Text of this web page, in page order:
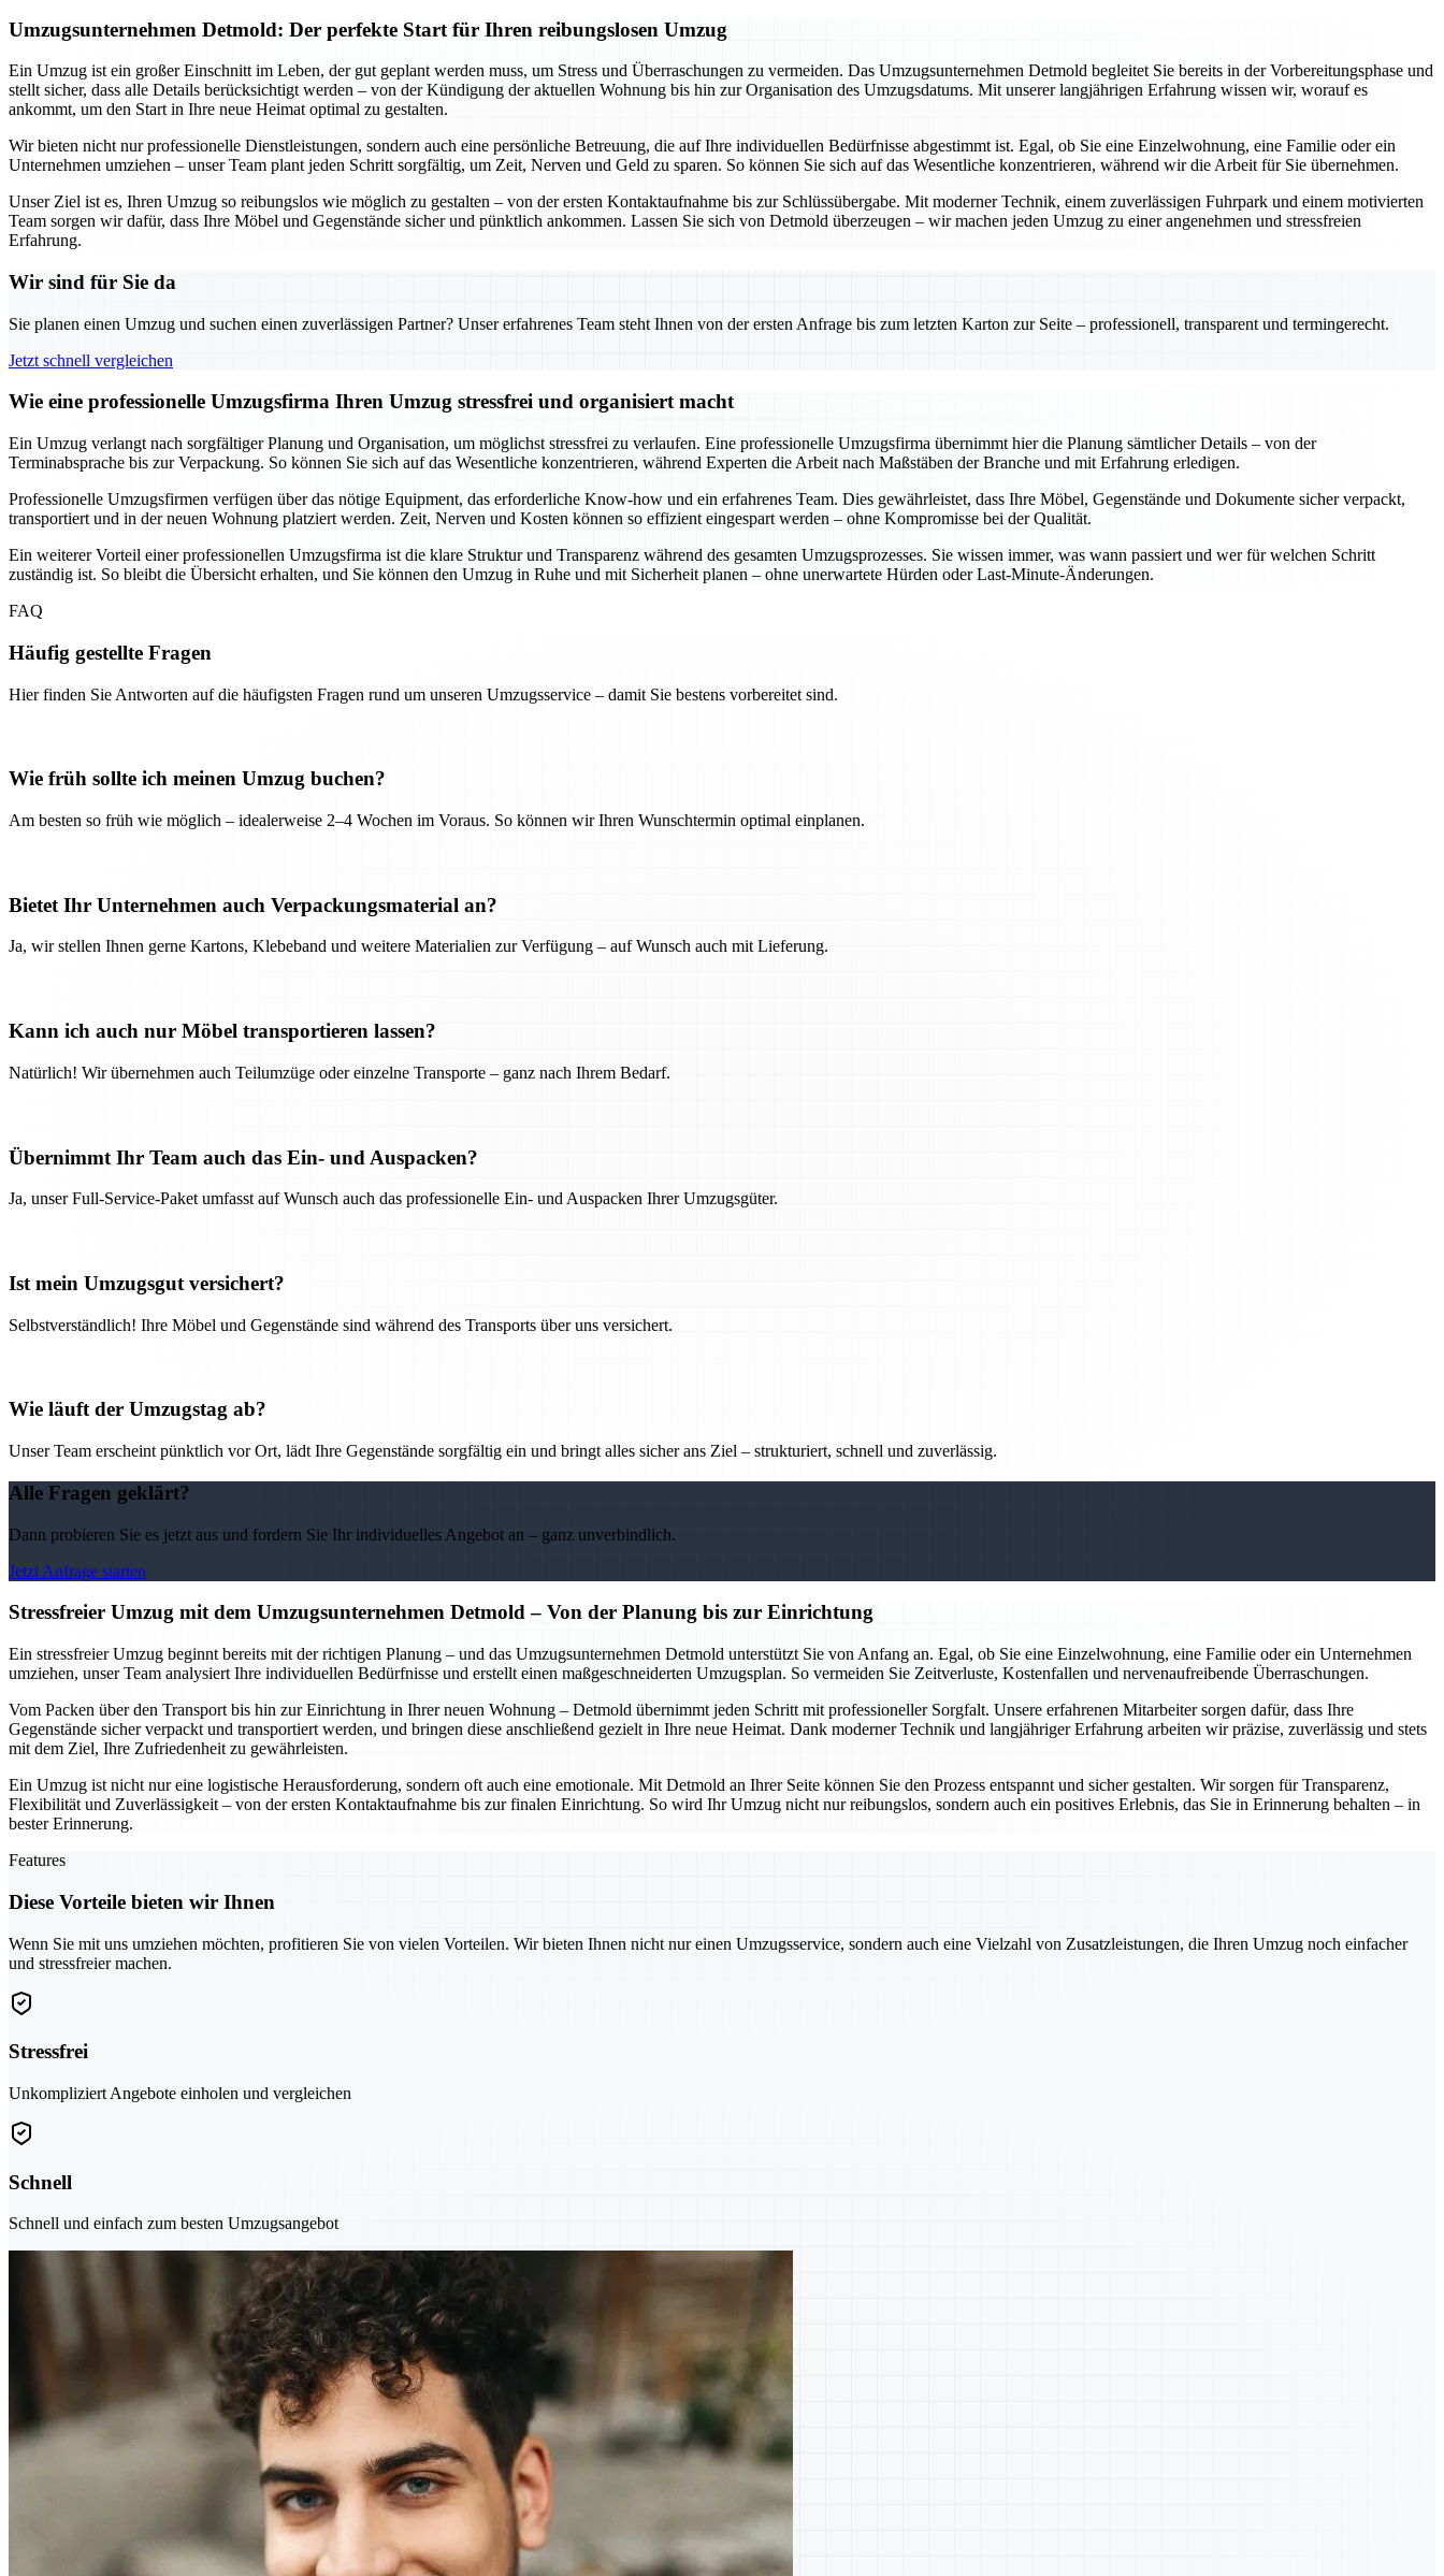
Umzugsunternehmen Detmold: Der perfekte Start für Ihren reibungslosen Umzug
Ein Umzug ist ein großer Einschnitt im Leben, der gut geplant werden muss, um Stress und Überraschungen zu vermeiden. Das Umzugsunternehmen Detmold begleitet Sie bereits in der Vorbereitungsphase und
stellt sicher, dass alle Details berücksichtigt werden – von der Kündigung der aktuellen Wohnung bis hin zur Organisation des Umzugsdatums. Mit unserer langjährigen Erfahrung wissen wir, worauf es
ankommt, um den Start in Ihre neue Heimat optimal zu gestalten.
Wir bieten nicht nur professionelle Dienstleistungen, sondern auch eine persönliche Betreuung, die auf Ihre individuellen Bedürfnisse abgestimmt ist. Egal, ob Sie eine Einzelwohnung, eine Familie oder ein
Unternehmen umziehen – unser Team plant jeden Schritt sorgfältig, um Zeit, Nerven und Geld zu sparen. So können Sie sich auf das Wesentliche konzentrieren, während wir die Arbeit für Sie übernehmen.
Unser Ziel ist es, Ihren Umzug so reibungslos wie möglich zu gestalten – von der ersten Kontaktaufnahme bis zur Schlüssübergabe. Mit moderner Technik, einem zuverlässigen Fuhrpark und einem motivierten
Team sorgen wir dafür, dass Ihre Möbel und Gegenstände sicher und pünktlich ankommen. Lassen Sie sich von Detmold überzeugen – wir machen jeden Umzug zu einer angenehmen und stressfreien
Erfahrung.
Wir sind für Sie da
Sie planen einen Umzug und suchen einen zuverlässigen Partner? Unser erfahrenes Team steht Ihnen von der ersten Anfrage bis zum letzten Karton zur Seite – professionell, transparent und termingerecht.
Jetzt schnell vergleichen
Wie eine professionelle Umzugsfirma Ihren Umzug stressfrei und organisiert macht
Ein Umzug verlangt nach sorgfältiger Planung und Organisation, um möglichst stressfrei zu verlaufen. Eine professionelle Umzugsfirma übernimmt hier die Planung sämtlicher Details – von der
Terminabsprache bis zur Verpackung. So können Sie sich auf das Wesentliche konzentrieren, während Experten die Arbeit nach Maßstäben der Branche und mit Erfahrung erledigen.
Professionelle Umzugsfirmen verfügen über das nötige Equipment, das erforderliche Know-how und ein erfahrenes Team. Dies gewährleistet, dass Ihre Möbel, Gegenstände und Dokumente sicher verpackt,
transportiert und in der neuen Wohnung platziert werden. Zeit, Nerven und Kosten können so effizient eingespart werden – ohne Kompromisse bei der Qualität.
Ein weiterer Vorteil einer professionellen Umzugsfirma ist die klare Struktur und Transparenz während des gesamten Umzugsprozesses. Sie wissen immer, was wann passiert und wer für welchen Schritt
zuständig ist. So bleibt die Übersicht erhalten, und Sie können den Umzug in Ruhe und mit Sicherheit planen – ohne unerwartete Hürden oder Last-Minute-Änderungen.
FAQ
Häufig gestellte Fragen
Hier finden Sie Antworten auf die häufigsten Fragen rund um unseren Umzugsservice – damit Sie bestens vorbereitet sind.
Wie früh sollte ich meinen Umzug buchen?
Am besten so früh wie möglich – idealerweise 2–4 Wochen im Voraus. So können wir Ihren Wunschtermin optimal einplanen.
Bietet Ihr Unternehmen auch Verpackungsmaterial an?
Ja, wir stellen Ihnen gerne Kartons, Klebeband und weitere Materialien zur Verfügung – auf Wunsch auch mit Lieferung.
Kann ich auch nur Möbel transportieren lassen?
Natürlich! Wir übernehmen auch Teilumzüge oder einzelne Transporte – ganz nach Ihrem Bedarf.
Übernimmt Ihr Team auch das Ein- und Auspacken?
Ja, unser Full-Service-Paket umfasst auf Wunsch auch das professionelle Ein- und Auspacken Ihrer Umzugsgüter.
Ist mein Umzugsgut versichert?
Selbstverständlich! Ihre Möbel und Gegenstände sind während des Transports über uns versichert.
Wie läuft der Umzugstag ab?
Unser Team erscheint pünktlich vor Ort, lädt Ihre Gegenstände sorgfältig ein und bringt alles sicher ans Ziel – strukturiert, schnell und zuverlässig.
Alle Fragen geklärt?
Dann probieren Sie es jetzt aus und fordern Sie Ihr individuelles Angebot an – ganz unverbindlich.
Jetzt Anfrage starten
Stressfreier Umzug mit dem Umzugsunternehmen Detmold – Von der Planung bis zur Einrichtung
Ein stressfreier Umzug beginnt bereits mit der richtigen Planung – und das Umzugsunternehmen Detmold unterstützt Sie von Anfang an. Egal, ob Sie eine Einzelwohnung, eine Familie oder ein Unternehmen
umziehen, unser Team analysiert Ihre individuellen Bedürfnisse und erstellt einen maßgeschneiderten Umzugsplan. So vermeiden Sie Zeitverluste, Kostenfallen und nervenaufreibende Überraschungen.
Vom Packen über den Transport bis hin zur Einrichtung in Ihrer neuen Wohnung – Detmold übernimmt jeden Schritt mit professioneller Sorgfalt. Unsere erfahrenen Mitarbeiter sorgen dafür, dass Ihre
Gegenstände sicher verpackt und transportiert werden, und bringen diese anschließend gezielt in Ihre neue Heimat. Dank moderner Technik und langjähriger Erfahrung arbeiten wir präzise, zuverlässig und stets
mit dem Ziel, Ihre Zufriedenheit zu gewährleisten.
Ein Umzug ist nicht nur eine logistische Herausforderung, sondern oft auch eine emotionale. Mit Detmold an Ihrer Seite können Sie den Prozess entspannt und sicher gestalten. Wir sorgen für Transparenz,
Flexibilität und Zuverlässigkeit – von der ersten Kontaktaufnahme bis zur finalen Einrichtung. So wird Ihr Umzug nicht nur reibungslos, sondern auch ein positives Erlebnis, das Sie in Erinnerung behalten – in
bester Erinnerung.
Features
Diese Vorteile bieten wir Ihnen
Wenn Sie mit uns umziehen möchten, profitieren Sie von vielen Vorteilen. Wir bieten Ihnen nicht nur einen Umzugsservice, sondern auch eine Vielzahl von Zusatzleistungen, die Ihren Umzug noch einfacher
und stressfreier machen.
Stressfrei
Unkompliziert Angebote einholen und vergleichen
Schnell
Schnell und einfach zum besten Umzugsangebot